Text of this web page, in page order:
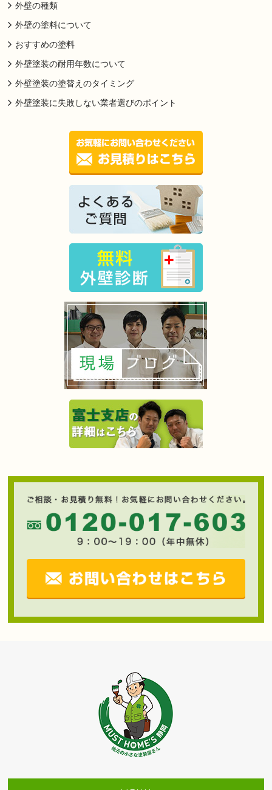
外壁の種類
外壁の塗料について
おすすめの塗料
外壁塗装の耐用年数について
外壁塗装の塗替えのタイミング
外壁塗装に失敗しない業者選びのポイント